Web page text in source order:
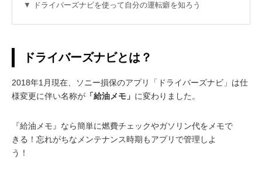
ドライバーズナビを使って自分の運転癖を知ろう
ドライバーズナビとは？
2018年1月現在、ソニー損保のアプリ「ドライバーズナビ」は仕
様変更に伴い名称が 「給油メモ」 に変わりました。
『給油メモ』なら簡単に燃費チェックやガソリン代をメモで
きる！忘れがちなメンテナンス時期もアプリで管理しよ
う！